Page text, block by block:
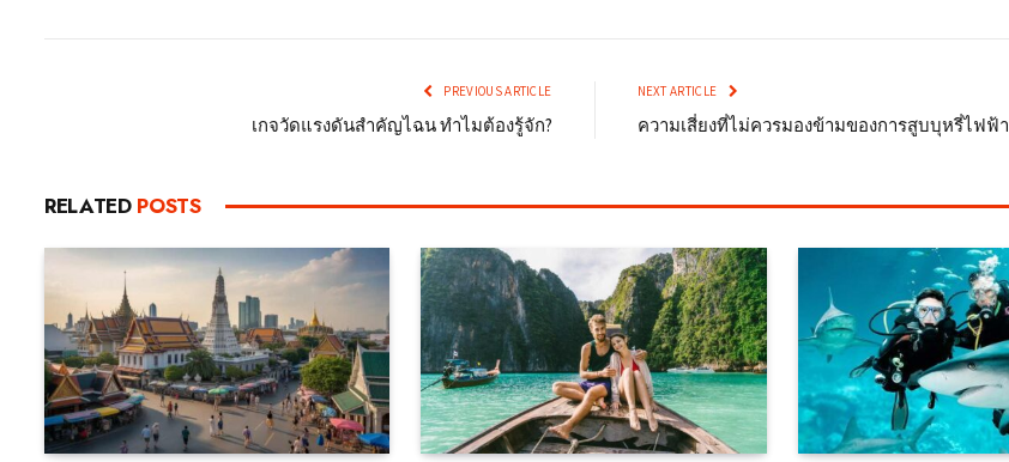
PREVIOUS ARTICLE
เกจวัดแรงดันสำคัญไฉน ทำไมต้องรู้จัก?
NEXT ARTICLE
ความเสี่ยงที่ไม่ควรมองข้ามของการสูบบุหรี่ไฟฟ้า
RELATED POSTS